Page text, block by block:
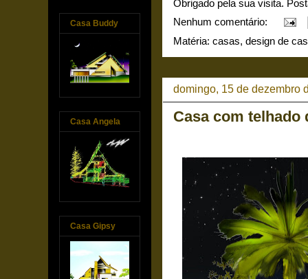
Obrigado pela sua visita.
Nenhum comentário:
Matéria: casas, design de
domingo, 15 de dezembro
Casa com telhado
Casa Buddy
Casa Angela
Casa Gipsy